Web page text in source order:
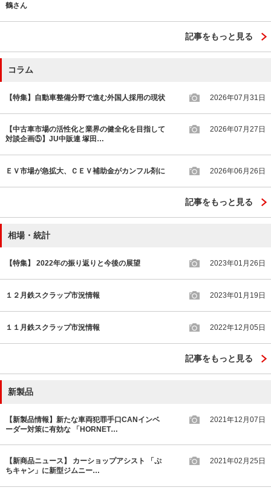
鶴さん
記事をもっと見る
コラム
【特集】自動車整備分野で進む外国人採用の現状 2026年07月31日
【中古車市場の活性化と業界の健全化を目指して
対談企画⑤】JU中販連 塚田…
2026年07月27日
ＥＶ市場が急拡大、ＣＥＶ補助金がカンフル剤に 2026年06月26日
記事をもっと見る
相場・統計
【特集】 2022年の振り返りと今後の展望 2023年01月26日
１２月鉄スクラップ市況情報 2023年01月19日
１１月鉄スクラップ市況情報 2022年12月05日
記事をもっと見る
新製品
【新製品情報】新たな車両犯罪手口CANインベ
ーダー対策に有効な 「HORNET…
2021年12月07日
【新商品ニュース】 カーショップアシスト 「ぷ
ちキャン」に新型ジムニー…
2021年02月25日